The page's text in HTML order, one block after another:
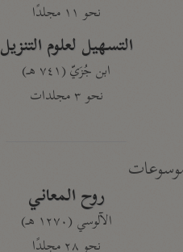
نحو ١١ مجلدًا
التسهيل لعلوم التنزيل
ابن جُزَيّ (٧٤١ هـ)
نحو ٣ مجلدات
روح المعاني
الآلوسي (١٢٧٠ هـ)
نحو ٢٨ مجلدًا